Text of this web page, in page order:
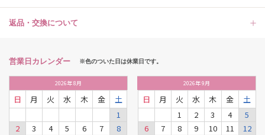
返品・交換について
営業日カレンダー ※色のついた日は休業日です。
2026年8月
日 月 火 水 木 金
土
1
2
3 4 5 6 7
8
2026年9月
日 月 火 水 木 金
土
1
2 3 4
5
6
7 8 9 10 11
12